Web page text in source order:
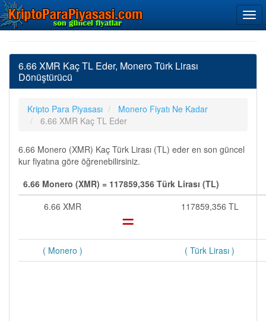
6.66 XMR Kaç TL Eder, Monero Türk Lirası
Dönüştürücü
Kripto Para Piyasası
Monero Fiyatı Ne Kadar
6.66 XMR Kaç TL Eder
6.66 Monero (XMR) Kaç Türk Lirası (TL) eder en son güncel
kur fiyatına göre öğrenebilirsiniz.
6.66 Monero (XMR) = 117859,356 Türk Lirası (TL)
6.66 XMR
= 117859,356 TL
( Monero ) ( Türk Lirası )